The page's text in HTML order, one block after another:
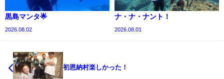
黒島マンタ🌟
2026.08.02
ナ・ナ・ナント！
2026.08.01
初恩納村楽しかった！